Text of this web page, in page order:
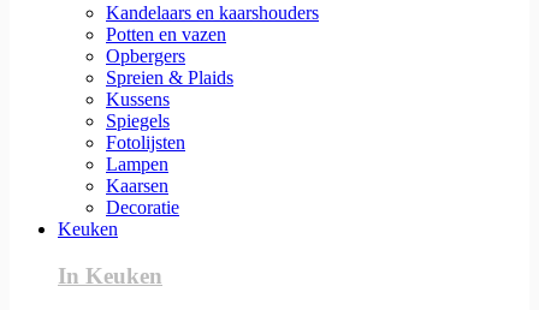
Kandelaars en kaarshouders
Potten en vazen
Opbergers
Spreien & Plaids
Kussens
Spiegels
Fotolijsten
Lampen
Kaarsen
Decoratie
Keuken
In Keuken